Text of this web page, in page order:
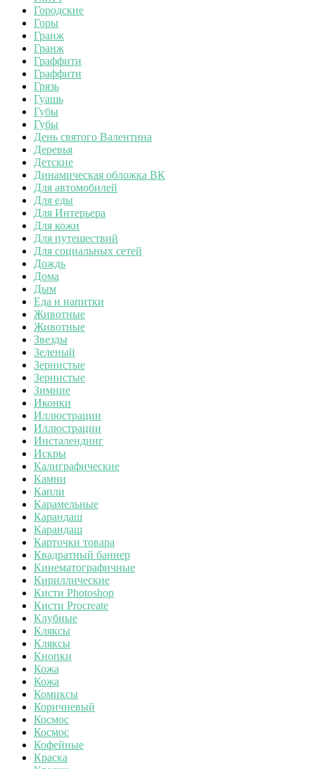
Городские
Горы
Гранж
Гранж
Граффити
Граффити
Грязь
Гуашь
Губы
Губы
День святого Валентина
Деревья
Детские
Динамическая обложка ВК
Для автомобилей
Для еды
Для Интерьера
Для кожи
Для путешествий
Для социальных сетей
Дождь
Дома
Дым
Еда и напитки
Животные
Животные
Звезды
Зеленый
Зернистые
Зернистые
Зимние
Иконки
Иллюстрации
Иллюстрации
Инсталендинг
Искры
Калиграфические
Камни
Капли
Карамельные
Карандаш
Карандаш
Карточки товара
Квадратный баннер
Кинематографичные
Кириллические
Кисти Photoshop
Кисти Procreate
Клубные
Кляксы
Кляксы
Кнопки
Кожа
Кожа
Комиксы
Коричневый
Космос
Космос
Кофейные
Краска